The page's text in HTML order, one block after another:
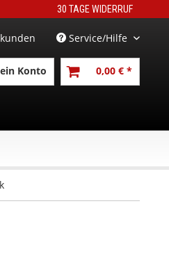
30 TAGE WIDERRUF
Service/Hilfe
Konto 0,00 € *